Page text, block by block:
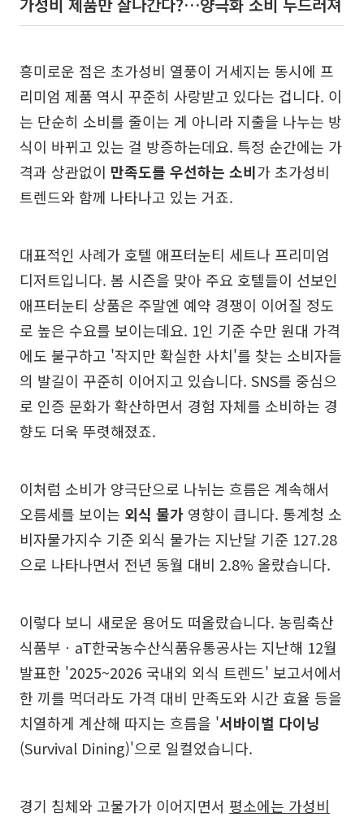
흥미로운 점은 초가성비 열풍이 거세지는 동시에 프
리미엄 제품 역시 꾸준히 사랑받고 있다는 겁니다. 이
는 단순히 소비를 줄이는 게 아니라 지출을 나누는 방
식이 바뀌고 있는 걸 방증하는데요. 특정 순간에는 가
격과 상관없이 만족도를 우선하는 소비가 초가성비
트렌드와 함께 나타나고 있는 거죠.
대표적인 사례가 호텔 애프터눈티 세트나 프리미엄
디저트입니다. 봄 시즌을 맞아 주요 호텔들이 선보인
애프터눈티 상품은 주말엔 예약 경쟁이 이어질 정도
로 높은 수요를 보이는데요. 1인 기준 수만 원대 가격
에도 불구하고 '작지만 확실한 사치'를 찾는 소비자들
의 발길이 꾸준히 이어지고 있습니다. SNS를 중심으
로 인증 문화가 확산하면서 경험 자체를 소비하는 경
향도 더욱 뚜렷해졌죠.
이처럼 소비가 양극단으로 나뉘는 흐름은 계속해서
오름세를 보이는 외식 물가 영향이 큽니다. 통계청 소
비자물가지수 기준 외식 물가는 지난달 기준 127.28
으로 나타나면서 전년 동월 대비 2.8% 올랐습니다.
이렇다 보니 새로운 용어도 떠올랐습니다. 농림축산
식품부ㆍaT한국농수산식품유통공사는 지난해 12월
발표한 '2025~2026 국내외 외식 트렌드' 보고서에서
한 끼를 먹더라도 가격 대비 만족도와 시간 효율 등을
치열하게 계산해 따지는 흐름을 '서바이벌 다이닝
(Survival Dining)'으로 일컬었습니다.
경기 침체와 고물가가 이어지면서 평소에는 가성비